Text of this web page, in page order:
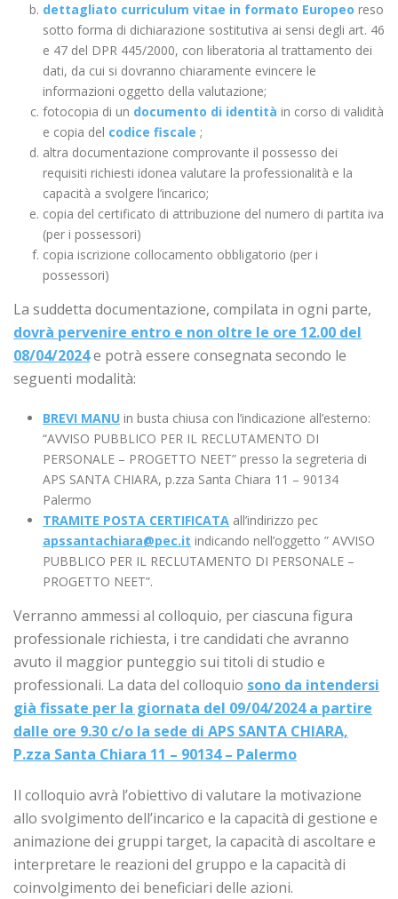
dettagliato curriculum vitae in formato Europeo reso
sotto forma di dichiarazione sostitutiva ai sensi degli art. 46
e 47 del DPR 445/2000, con liberatoria al trattamento dei
dati, da cui si dovranno chiaramente evincere le
informazioni oggetto della valutazione;
fotocopia di un documento di identità in corso di validità
e copia del codice fiscale ;
altra documentazione comprovante il possesso dei
requisiti richiesti idonea valutare la professionalità e la
capacità a svolgere l’incarico;
copia del certificato di attribuzione del numero di partita iva
(per i possessori)
copia iscrizione collocamento obbligatorio (per i
possessori)
La suddetta documentazione, compilata in ogni parte,
dovrà pervenire entro e non oltre le ore 12.00 del
08/04/2024e potrà essere consegnata secondo le
seguenti modalità:
BREVI MANU in busta chiusa con l’indicazione all’esterno:
“AVVISO PUBBLICO PER IL RECLUTAMENTO DI
PERSONALE – PROGETTO NEET” presso la segreteria di
APS SANTA CHIARA, p.zza Santa Chiara 11 – 90134
Palermo
TRAMITE POSTA CERTIFICATAall’indirizzo pec
apssantachiara@pec.it indicando nell’oggetto ” AVVISO
PUBBLICO PER IL RECLUTAMENTO DI PERSONALE –
PROGETTO NEET”.
Verranno ammessi al colloquio, per ciascuna figura
professionale richiesta, i tre candidati che avranno
avuto il maggior punteggio sui titoli di studio e
professionali. La data del colloquio sono da intendersi
già fissate per la giornata del 09/04/2024 a partire
dalle ore 9.30 c/o la sede di APS SANTA CHIARA,
P.zza Santa Chiara 11 – 90134 – Palermo
Il colloquio avrà l’obiettivo di valutare la motivazione
allo svolgimento dell’incarico e la capacità di gestione e
animazione dei gruppi target, la capacità di ascoltare e
interpretare le reazioni del gruppo e la capacità di
coinvolgimento dei beneficiari delle azioni.